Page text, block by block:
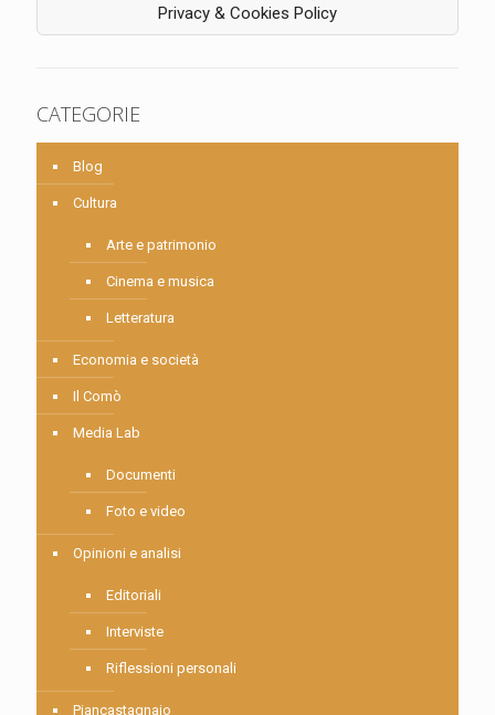
Privacy & Cookies Policy
CATEGORIE
Blog
Cultura
Arte e patrimonio
Cinema e musica
Letteratura
Economia e società
Il Comò
Media Lab
Documenti
Foto e video
Opinioni e analisi
Editoriali
Interviste
Riflessioni personali
Piancastagnaio